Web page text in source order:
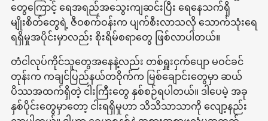
တွေကြောင့် ရေအရည်အသွေးကျဆင်းပြီး ရေနေသက်ရှိ
မျိုးစိတ်တွေရဲ့ ဇီဝစက်ဝန်းက ပျက်စီးလာသလို သောက်သုံးရေ
ရရှိမှုအပိုင်းမှာလည်း စိုးရိမ်စရာတွေ ဖြစ်လာပါတယ်။
တံငါလုပ်ကိုင်သူတွေအနေနဲ့လည်း တစ်ရှူးငှက်ပျော မဝင်ခင်
တုန်းက ကချင်ပြည်နယ်တဝိုက်က မြစ်ချောင်းတွေမှာ ဆယ်
ပိဿအထက်ရှိတဲ့ ငါးကြီးတွေ နှစ်စဉ်ရပါတယ်။ ဒါပေမဲ့ အခု
နှစ်ပိုင်းတွေမှာတော့ ငါးရရှိမှုဟာ သိသိသာသာကို လျော့နည်း